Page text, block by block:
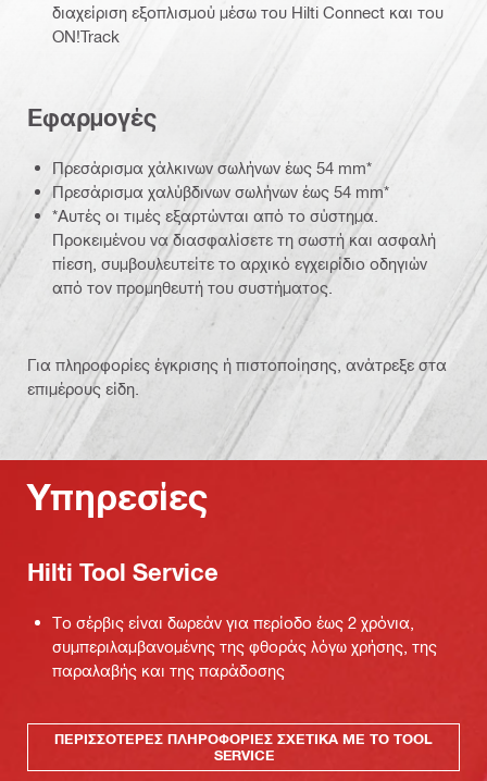
διαχείριση εξοπλισμού μέσω του Hilti Connect και του
ON!Track
Εφαρμογές
Πρεσάρισμα χάλκινων σωλήνων έως 54 mm*
Πρεσάρισμα χαλύβδινων σωλήνων έως 54 mm*
*Αυτές οι τιμές εξαρτώνται από το σύστημα.
Προκειμένου να διασφαλίσετε τη σωστή και ασφαλή
πίεση, συμβουλευτείτε το αρχικό εγχειρίδιο οδηγιών
από τον προμηθευτή του συστήματος.
Για πληροφορίες έγκρισης ή πιστοποίησης, ανάτρεξε στα
επιμέρους είδη.
Υπηρεσίες
Hilti Tool Service
Το σέρβις είναι δωρεάν για περίοδο έως 2 χρόνια,
συμπεριλαμβανομένης της φθοράς λόγω χρήσης, της
παραλαβής και της παράδοσης
ΠΕΡΙΣΣΌΤΕΡΕΣ ΠΛΗΡΟΦΟΡΊΕΣ ΣΧΕΤΙΚΆ ΜΕ ΤΟ TOOL
SERVICE